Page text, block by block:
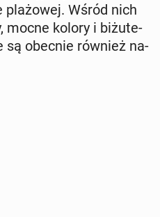
Wśród nich
mocne kolory i bi­żu­te­
są obecnie również na­